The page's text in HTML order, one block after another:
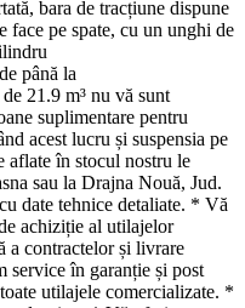
bara de tracțiune dispune
face pe spate, cu un unghi de
până la
21.9 m³ nu vă sunt
suplimentare pentru
acest lucru și suspensia pe
în stocul nostru le
sau la Drajna Nouă, Jud.
date tehnice detaliate. * Vă
achiziție al utilajelor
a contractelor și livrare
în garanție și post
utilajele comercializate. *